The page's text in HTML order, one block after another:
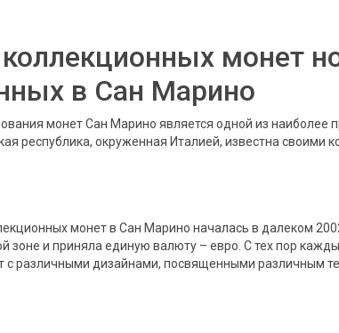
монет
в Сан Марино
монет Сан Марино является одной из наиболее
республика, окруженная Италией, известна
монет в Сан Марино началась в далеком
зоне и приняла единую валюту – евро. С тех пор
с различными дизайнами, посвященными различным